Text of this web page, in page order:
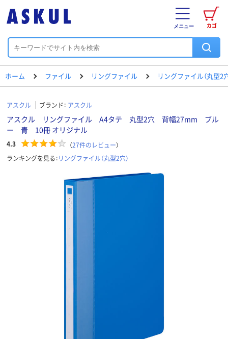
カゴ
メニュー
ホーム ファイル リングファイル リングファイル（丸型2
アスクル ブランド： アスクル
アスクル リングファイル A4タテ 丸型2穴 背幅27mm ブル
ー 青 10冊 オリジナル
4.3 （27件のレビュー）
ランキングを見る：リングファイル（丸型2穴）